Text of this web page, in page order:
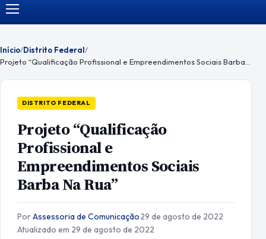
Menu
Início/Distrito Federal/
DISTRITO FEDERAL
Projeto “Qualificação
Profissional e
Empreendimentos Sociais
Barba Na Rua”
PorAssessoria de Comunicação·29 de agosto de 2022·
Atualizado em 29 de agosto de 2022